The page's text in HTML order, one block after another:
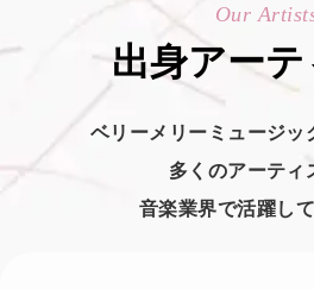
Our
出身アーテ
ベリーメリーミュージッ
多くのアーティ
音楽業界で活躍して